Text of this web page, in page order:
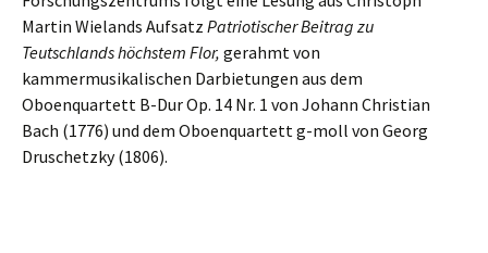
Martin Wielands Aufsatz Patriotischer Beitrag zu
Teutschlands höchstem Flor, gerahmt von
kammermusikalischen Darbietungen aus dem
Oboenquartett B-Dur Op. 14 Nr. 1 von Johann Christian
Bach (1776) und dem Oboenquartett g-moll von Georg
Druschetzky (1806).